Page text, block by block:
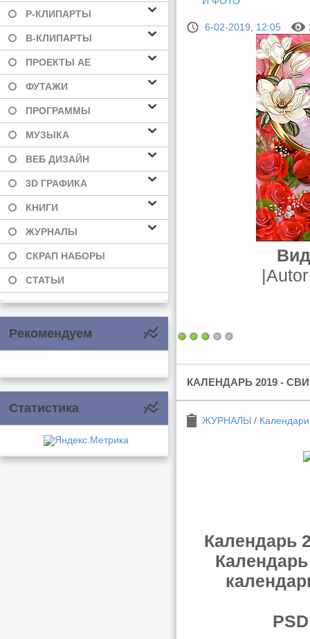
Р-КЛИПАРТЫ
В-КЛИПАРТЫ
ПРОЕКТЫ AE
ФУТАЖИ
ПРОГРАММЫ
МУЗЫКА
ВЕБ ДИЗАЙН
3D ГРАФИКА
КНИГИ
ЖУРНАЛЫ
СКРАП НАБОРЫ
СТАТЬИ
Рекомендуем
Статистика
6-02-2019, 12:05
КАЛЕНДАРЬ 2019 -
ЖУРНАЛЫ / Календари
Календарь